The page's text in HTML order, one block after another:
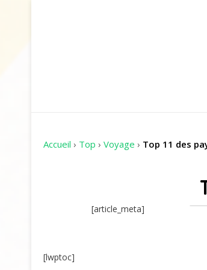
Accueil › Top › Voyage › Top 11 des
[article_meta]
[lwptoc]